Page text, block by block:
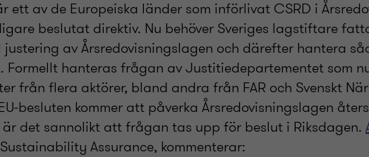
ett av de Europeiska länder som införlivat CSRD i
beslutat direktiv. Nu behöver Sveriges lagstiftare
justering av Årsredovisningslagen och därefter hantera
Formellt hanteras frågan av Justitiedepartementet som
från flera aktörer, bland andra från FAR och Svenskt
besluten kommer att påverka Årsredovisningslagen
det sannolikt att frågan tas upp för beslut i Riksdagen.
Assurance, kommenterar: